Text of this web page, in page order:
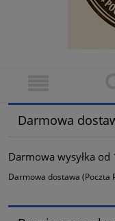
Darmowa
Darmowa wysyłka od
Darmowa dostawa (Poczta